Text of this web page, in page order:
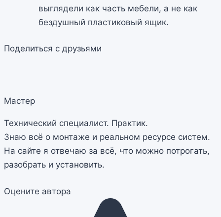
выглядели как часть мебели, а не как
бездушный пластиковый ящик.
Поделиться с друзьями
Мастер
Технический специалист. Практик.
Знаю всё о монтаже и реальном ресурсе систем.
На сайте я отвечаю за всё, что можно потрогать,
разобрать и установить.
Оцените автора